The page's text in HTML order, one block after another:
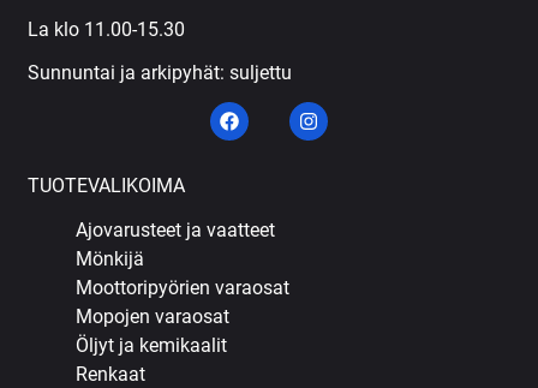
La klo 11.00-15.30
Sunnuntai ja arkipyhät: suljettu
TUOTEVALIKOIMA
Ajovarusteet ja vaatteet
Mönkijä
Moottoripyörien varaosat
Mopojen varaosat
Öljyt ja kemikaalit
Renkaat